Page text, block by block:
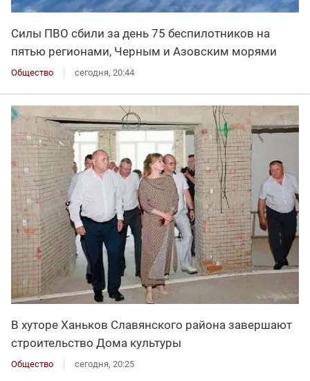
Силы ПВО сбили за день 75 беспилотников на
пятью регионами, Черным и Азовским морями
Общество сегодня, 20:44
В хуторе Ханьков Славянского района завершают
строительство Дома культуры
Общество сегодня, 20:25